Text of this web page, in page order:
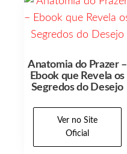
Anatomia do Prazer –
Ebook que Revela os
Segredos do Desejo
Ver no Site
Oficial